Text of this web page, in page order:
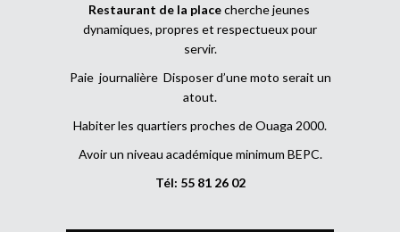
Restaurant de la placecherche jeunes
dynamiques, propres et respectueux pour
servir.
Paie journalière Disposer d’une moto serait un
atout.
Habiter les quartiers proches de Ouaga 2000.
Avoir un niveau académique minimum BEPC.
Tél: 55 81 26 02